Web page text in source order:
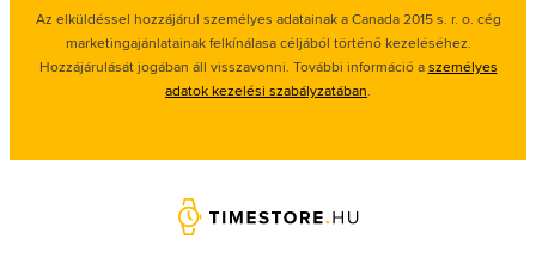
Az elküldéssel hozzájárul személyes adatainak a Canada 2015 s. r. o. cég
marketingajánlatainak felkínálasa céljából történő kezeléséhez.
Hozzájárulását jogában áll visszavonni. További információ aszemélyes
adatok kezelési szabályzatában.